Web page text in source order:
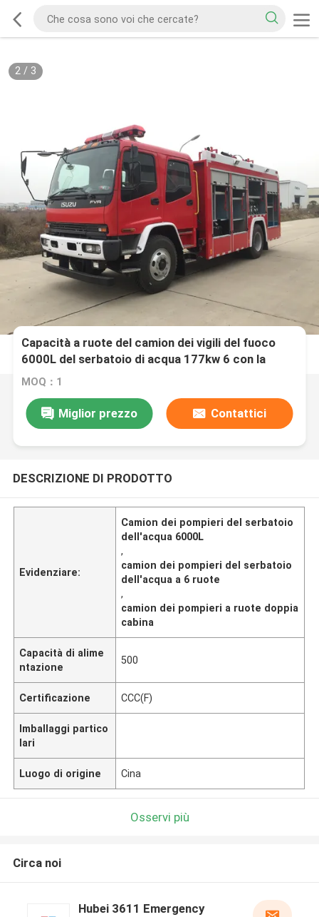
2/ 3
Capacità a ruote del camion dei vigili del fuoco
6000L del serbatoio di acqua 177kw 6 con la
doppia cabina
MOQ：1
Miglior prezzo Contattici
DESCRIZIONE DI PRODOTTO
Evidenziare:
Camion dei pompieri del serbatoio
dell'acqua 6000L
,
camion dei pompieri del serbatoio
dell'acqua a 6 ruote
,
camion dei pompieri a ruote doppia
cabina
Capacità di alime
ntazione
500
Certificazione CCC(F)
Imballaggi partico
lari
Luogo di origine Cina
Osservi più
Circa noi
Hubei 3611 Emergency